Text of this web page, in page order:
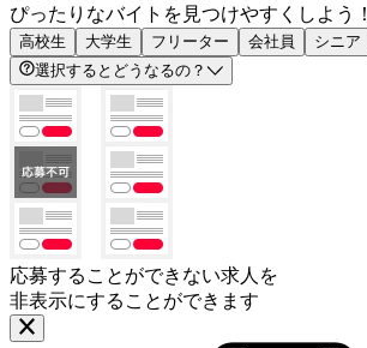
ぴったりなバイトを見つけやすくしよう！
高校生 大学生 フリーター 会社員 シニア
選択するとどうなるの？
応募することができない求人を
非表示にすることができます